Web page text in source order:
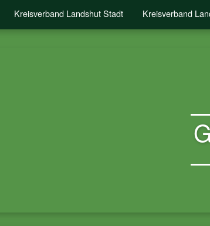
Kreisverband Landshut Stadt Kreisverband